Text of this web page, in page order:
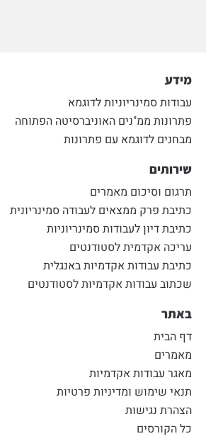
מידע
עבודות סמינריוניות לדוגמא
פתרונות ממ"נים האוניברסיטה הפתוחה
מבחנים לדוגמא עם פתרונות
שירותים
תרגום וסיכום מאמרים
כתיבת פרק ממצאים לעבודה סמינריונית
כתיבת דיון לעבודות סמינריוניות
עריכה אקדמית לסטודנטים
כתיבת עבודות אקדמיות באנגלית
שכתוב עבודות אקדמיות לסטודנטים
באתר
דף הבית
מאמרים
מאגר עבודות אקדמיות
תנאי שימוש ומדיניות פרטיות
הצהרת נגישות
כל הקורסים